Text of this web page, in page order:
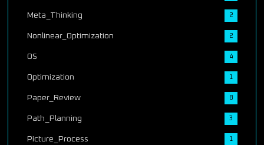
Meta_Thinking 2
Nonlinear_Optimization 2
OS 4
Optimization 1
Paper_Review 8
Path_Planning 3
Picture_Process 1